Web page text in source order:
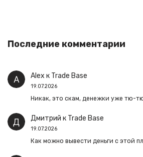
Последние комментарии
Alex к Trade Base
19.07.2026
Никак, это скам, денежки уже тю-
Дмитрий к Trade Base
19.07.2026
Как можно вывести деньги с этой